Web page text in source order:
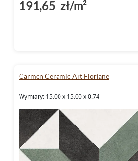
191,65 zł/m²
Carmen Ceramic Art Floriane
Wymiary: 15.00 x 15.00 x 0.74